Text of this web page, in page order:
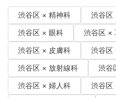
渋谷区 × 精神科
渋谷区
渋谷区 × 眼科
渋谷区 ×
渋谷区 × 皮膚科
渋谷区
渋谷区 × 放射線科
渋谷
渋谷区 × 婦人科
渋谷区